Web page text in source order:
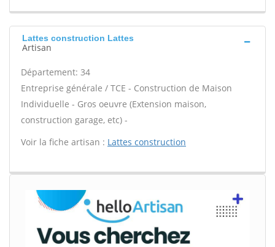
Lattes construction Lattes
Artisan
Département: 34
Entreprise générale / TCE - Construction de Maison
Individuelle - Gros oeuvre (Extension maison,
construction garage, etc) -
Voir la fiche artisan : Lattes construction